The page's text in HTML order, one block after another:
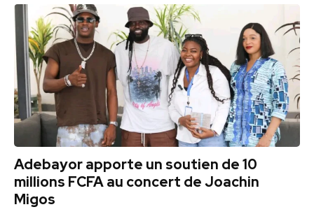
Adebayor apporte un soutien de 10
millions FCFA au concert de Joachin
Migos